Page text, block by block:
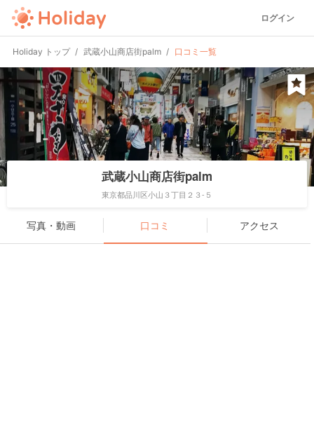
ログイン
Holiday トップ 武蔵小山商店街palm 口コミ一覧
武蔵小山商店街palm
東京都品川区小山３丁目２３-５
写真・動画 口コミ アクセス